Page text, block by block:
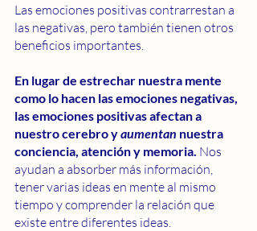
Las emociones positivas contrarrestan a
las negativas, pero también tienen otros
beneficios importantes.
En lugar de estrechar nuestra mente
como lo hacen las emociones negativas,
las emociones positivas afectan a
nuestro cerebro y aumentan nuestra
conciencia, atención y memoria. Nos
ayudan a absorber más información,
tener varias ideas en mente al mismo
tiempo y comprender la relación que
existe entre diferentes ideas.